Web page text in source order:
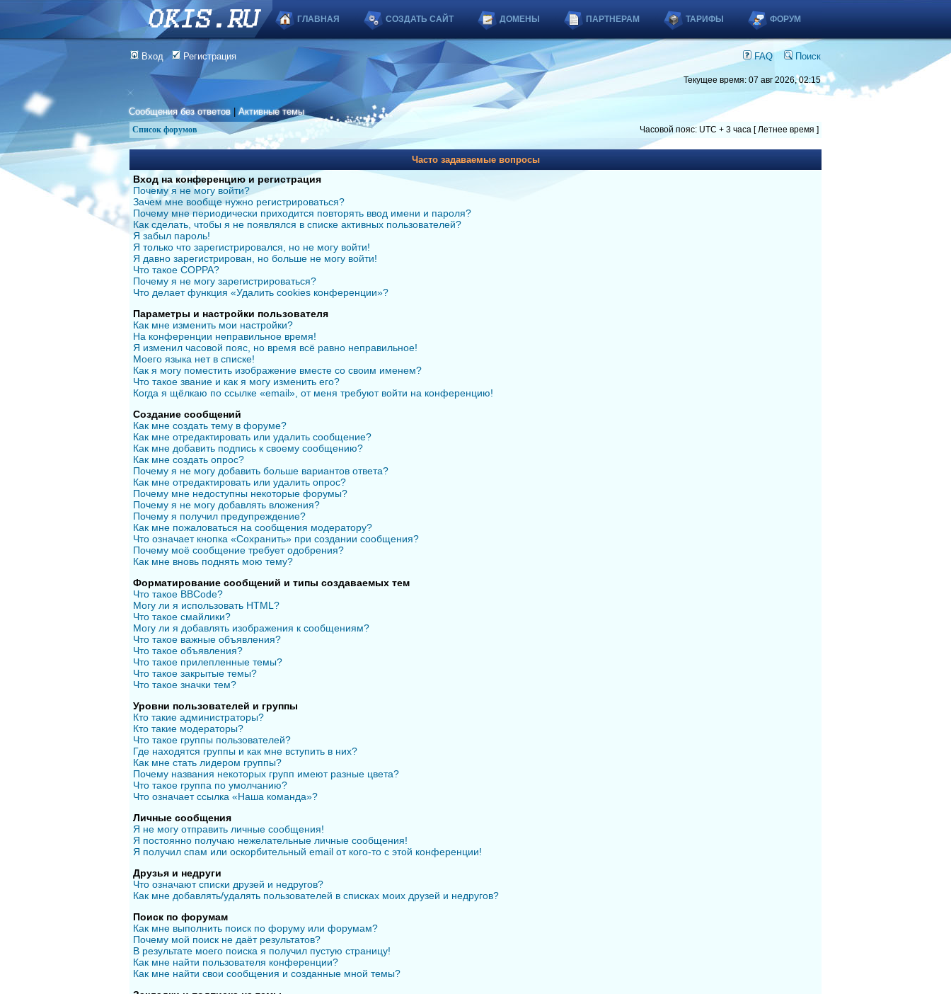
ГЛАВНАЯ СОЗДАТЬ САЙТ ДОМЕНЫ ПАРТНЕРАМ ТАРИФЫ ФОРУМ
Вход Регистрация FAQ Поиск
Текущее время: 07 авг 2026, 02:15
Сообщения без ответов |Активные темы
Список форумов Часовой пояс: UTC + 3 часа [ Летнее время ]
Часто задаваемые вопросы
Вход на конференцию и регистрация
Почему я не могу войти?
Зачем мне вообще нужно регистрироваться?
Почему мне периодически приходится повторять ввод имени и пароля?
Как сделать, чтобы я не появлялся в списке активных пользователей?
Я забыл пароль!
Я только что зарегистрировался, но не могу войти!
Я давно зарегистрирован, но больше не могу войти!
Что такое COPPA?
Почему я не могу зарегистрироваться?
Что делает функция «Удалить cookies конференции»?
Параметры и настройки пользователя
Как мне изменить мои настройки?
На конференции неправильное время!
Я изменил часовой пояс, но время всё равно неправильное!
Моего языка нет в списке!
Как я могу поместить изображение вместе со своим именем?
Что такое звание и как я могу изменить его?
Когда я щёлкаю по ссылке «email», от меня требуют войти на конференцию!
Создание сообщений
Как мне создать тему в форуме?
Как мне отредактировать или удалить сообщение?
Как мне добавить подпись к своему сообщению?
Как мне создать опрос?
Почему я не могу добавить больше вариантов ответа?
Как мне отредактировать или удалить опрос?
Почему мне недоступны некоторые форумы?
Почему я не могу добавлять вложения?
Почему я получил предупреждение?
Как мне пожаловаться на сообщения модератору?
Что означает кнопка «Сохранить» при создании сообщения?
Почему моё сообщение требует одобрения?
Как мне вновь поднять мою тему?
Форматирование сообщений и типы создаваемых тем
Что такое BBCode?
Могу ли я использовать HTML?
Что такое смайлики?
Могу ли я добавлять изображения к сообщениям?
Что такое важные объявления?
Что такое объявления?
Что такое прилепленные темы?
Что такое закрытые темы?
Что такое значки тем?
Уровни пользователей и группы
Кто такие администраторы?
Кто такие модераторы?
Что такое группы пользователей?
Где находятся группы и как мне вступить в них?
Как мне стать лидером группы?
Почему названия некоторых групп имеют разные цвета?
Что такое группа по умолчанию?
Что означает ссылка «Наша команда»?
Личные сообщения
Я не могу отправить личные сообщения!
Я постоянно получаю нежелательные личные сообщения!
Я получил спам или оскорбительный email от кого-то с этой конференции!
Друзья и недруги
Что означают списки друзей и недругов?
Как мне добавлять/удалять пользователей в списках моих друзей и недругов?
Поиск по форумам
Как мне выполнить поиск по форуму или форумам?
Почему мой поиск не даёт результатов?
В результате моего поиска я получил пустую страницу!
Как мне найти пользователя конференции?
Как мне найти свои сообщения и созданные мной темы?